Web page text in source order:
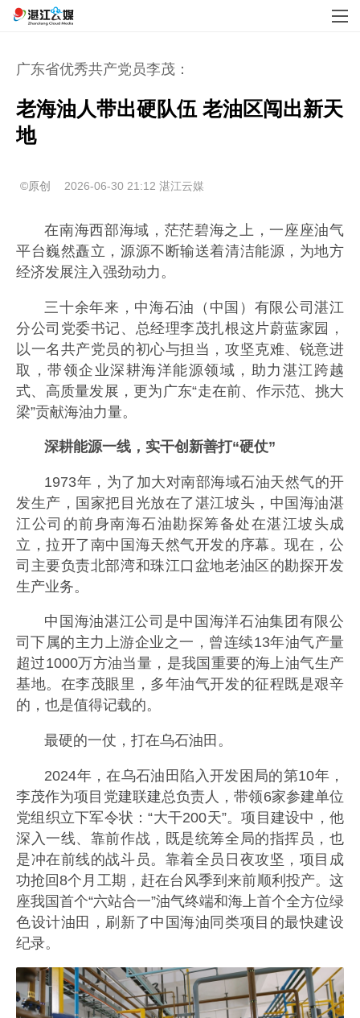
广东省优秀共产党员李茂：
老海油人带出硬队伍 老油区闯出新天
地
©原创 2026-06-30 21:12 湛江云媒
在南海西部海域，茫茫碧海之上，一座座油气
平台巍然矗立，源源不断输送着清洁能源，为地方
经济发展注入强劲动力。
三十余年来，中海石油（中国）有限公司湛江
分公司党委书记、总经理李茂扎根这片蔚蓝家园，
以一名共产党员的初心与担当，攻坚克难、锐意进
取，带领企业深耕海洋能源领域，助力湛江跨越
式、高质量发展，更为广东“走在前、作示范、挑大
梁”贡献海油力量。
深耕能源一线，实干创新善打“硬仗”
1973年，为了加大对南部海域石油天然气的开
发生产，国家把目光放在了湛江坡头，中国海油湛
江公司的前身南海石油勘探筹备处在湛江坡头成
立，拉开了南中国海天然气开发的序幕。现在，公
司主要负责北部湾和珠江口盆地老油区的勘探开发
生产业务。
中国海油湛江公司是中国海洋石油集团有限公
司下属的主力上游企业之一，曾连续13年油气产量
超过1000万方油当量，是我国重要的海上油气生产
基地。在李茂眼里，多年油气开发的征程既是艰辛
的，也是值得记载的。
最硬的一仗，打在乌石油田。
2024年，在乌石油田陷入开发困局的第10年，
李茂作为项目党建联建总负责人，带领6家参建单位
党组织立下军令状：“大干200天”。项目建设中，他
深入一线、靠前作战，既是统筹全局的指挥员，也
是冲在前线的战斗员。靠着全员日夜攻坚，项目成
功抢回8个月工期，赶在台风季到来前顺利投产。这
座我国首个“六站合一”油气终端和海上首个全方位绿
色设计油田，刷新了中国海油同类项目的最快建设
纪录。